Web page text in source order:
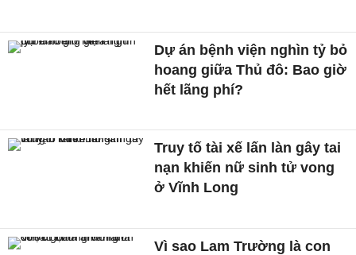
Dự án bệnh viện nghìn tỷ bỏ
hoang giữa Thủ đô: Bao giờ
hết lãng phí?
Truy tố tài xế lấn làn gây tai
nạn khiến nữ sinh tử vong
ở Vĩnh Long
Vì sao Lam Trường là con